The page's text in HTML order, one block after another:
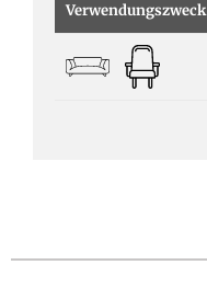
Verwendungszweck